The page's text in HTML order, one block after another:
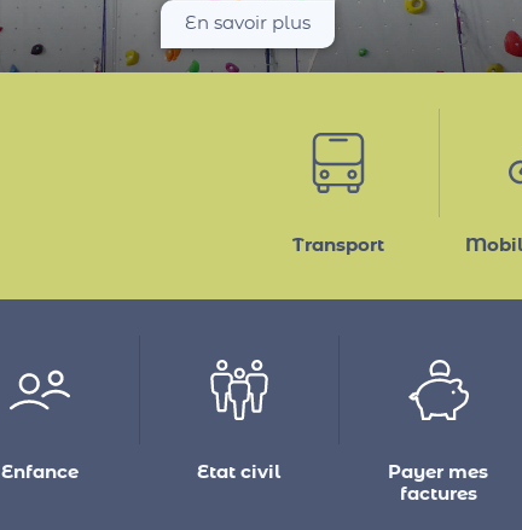
Transport
Enfance Etat civil
Payer mes
factures